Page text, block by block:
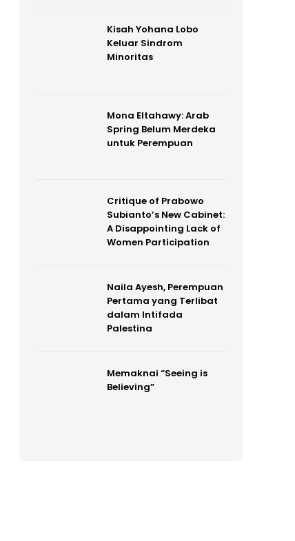
Kisah Yohana Lobo
Keluar Sindrom
Minoritas
Mona Eltahawy: Arab
Spring Belum Merdeka
untuk Perempuan
Critique of Prabowo
Subianto’s New Cabinet:
A Disappointing Lack of
Women Participation
Naila Ayesh, Perempuan
Pertama yang Terlibat
dalam Intifada
Palestina
Memaknai “Seeing is
Believing”